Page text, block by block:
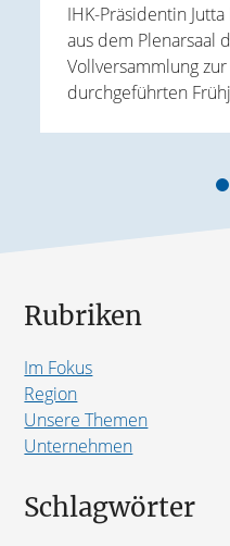
IHK-Präsidentin
aus dem Plenarsaal
Vollversammlung
durchgeführten
Rubriken
Im Fokus
Region
Unsere Themen
Unternehmen
Schlagwörter